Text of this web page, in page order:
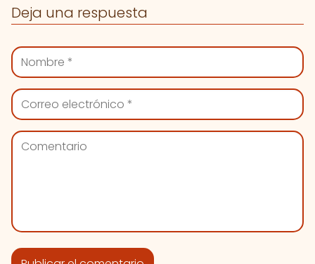
Deja una respuesta